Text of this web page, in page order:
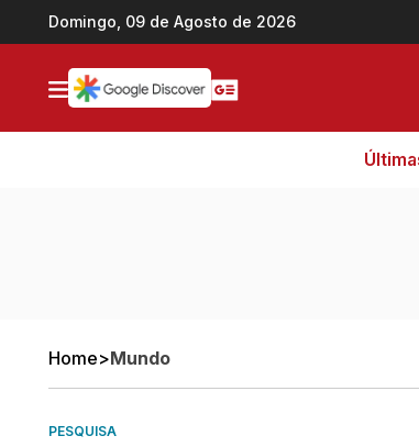
Ir direto pro conteúdo
Domingo, 09 de Agosto de 2026
Home>Mundo
PESQUISA